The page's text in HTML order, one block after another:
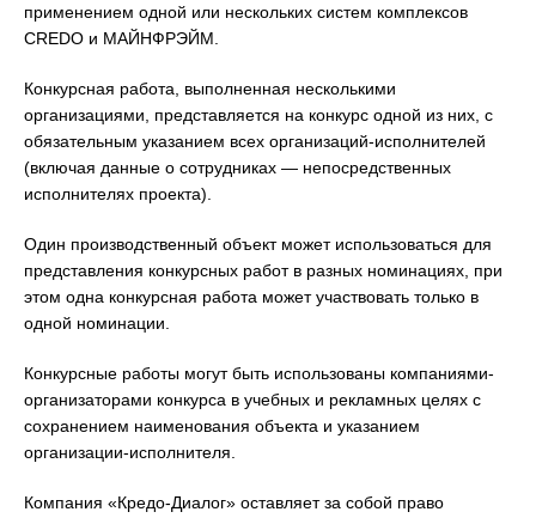
применением одной или нескольких систем комплексов
CREDO и МАЙНФРЭЙМ.
Конкурсная работа, выполненная несколькими
организациями, представляется на конкурс одной из них, с
обязательным указанием всех организаций-исполнителей
(включая данные о сотрудниках — непосредственных
исполнителях проекта).
Один производственный объект может использоваться для
представления конкурсных работ в разных номинациях, при
этом одна конкурсная работа может участвовать только в
одной номинации.
Конкурсные работы могут быть использованы компаниями-
организаторами конкурса в учебных и рекламных целях с
сохранением наименования объекта и указанием
организации-исполнителя.
Компания «Кредо-Диалог» оставляет за собой право